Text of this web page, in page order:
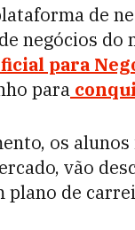
de
negócios do
para
para
os
vão
de